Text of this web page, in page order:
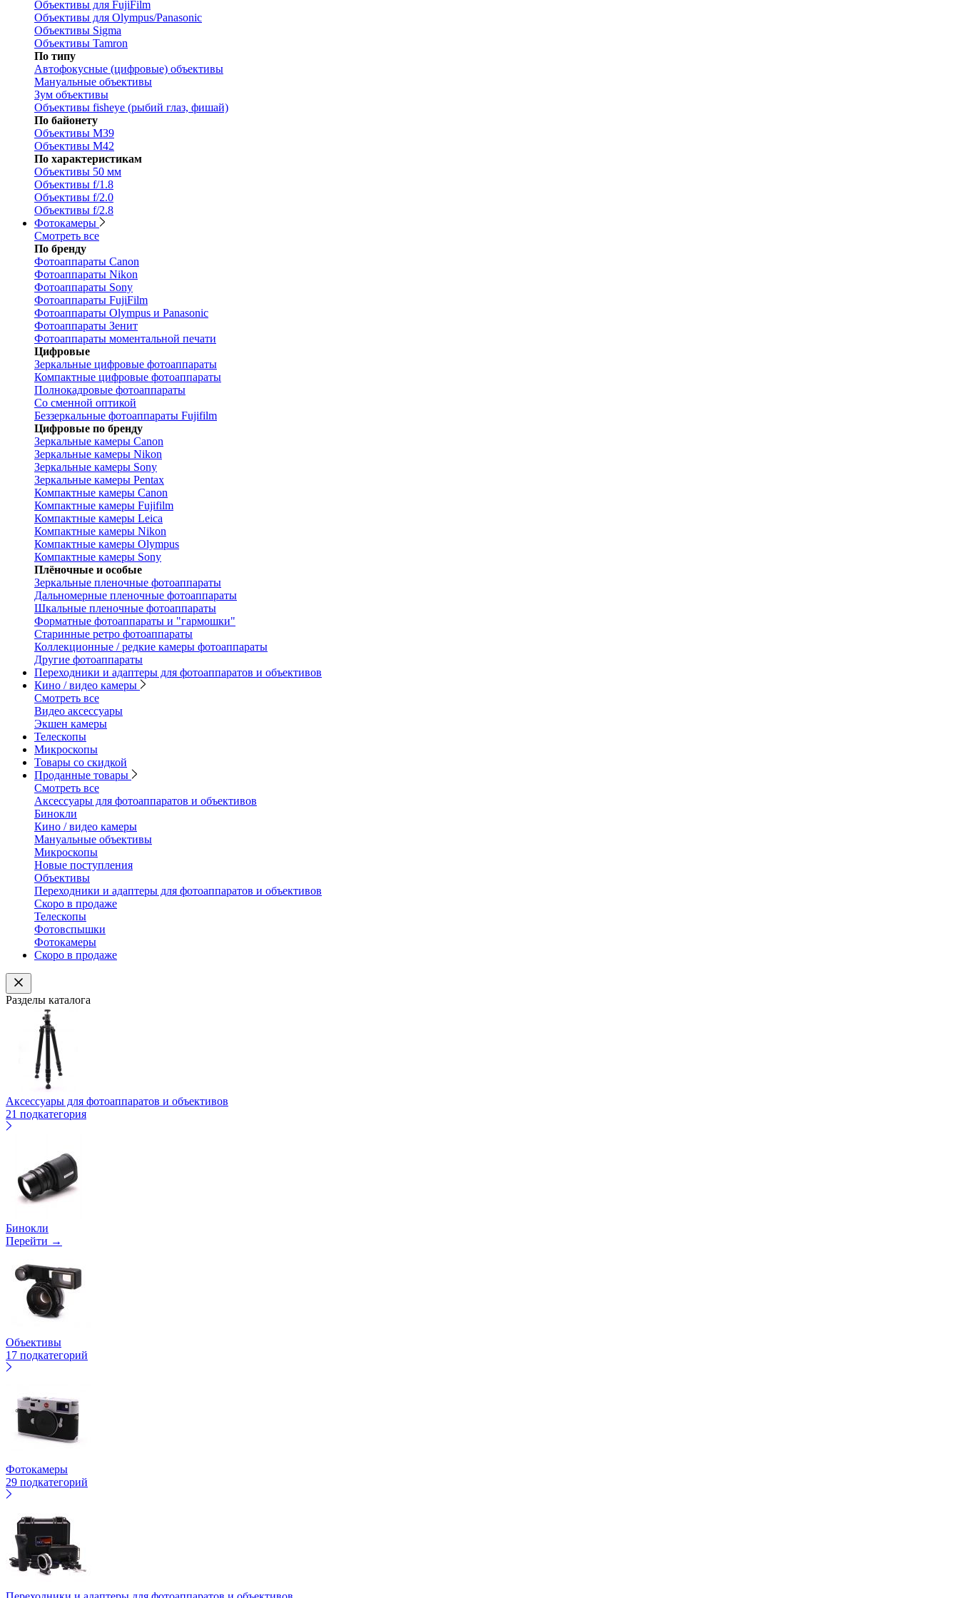
Объективы для FujiFilm
Объективы для Olympus/Panasonic
Объективы Sigma
Объективы Tamron
По типу
Автофокусные (цифровые) объективы
Мануальные объективы
Зум объективы
Объективы fisheye (рыбий глаз, фишай)
По байонету
Объективы M39
Объективы M42
По характеристикам
Объективы 50 мм
Объективы f/1.8
Объективы f/2.0
Объективы f/2.8
Фотокамеры
Смотреть все
По бренду
Фотоаппараты Canon
Фотоаппараты Nikon
Фотоаппараты Sony
Фотоаппараты FujiFilm
Фотоаппараты Olympus и Panasonic
Фотоаппараты Зенит
Фотоаппараты моментальной печати
Цифровые
Зеркальные цифровые фотоаппараты
Компактные цифровые фотоаппараты
Полнокадровые фотоаппараты
Со сменной оптикой
Беззеркальные фотоаппараты Fujifilm
Цифровые по бренду
Зеркальные камеры Canon
Зеркальные камеры Nikon
Зеркальные камеры Sony
Зеркальные камеры Pentax
Компактные камеры Canon
Компактные камеры Fujifilm
Компактные камеры Leica
Компактные камеры Nikon
Компактные камеры Olympus
Компактные камеры Sony
Плёночные и особые
Зеркальные пленочные фотоаппараты
Дальномерные пленочные фотоаппараты
Шкальные пленочные фотоаппараты
Форматные фотоаппараты и "гармошки"
Старинные ретро фотоаппараты
Коллекционные / редкие камеры фотоаппараты
Другие фотоаппараты
Переходники и адаптеры для фотоаппаратов и объективов
Кино / видео камеры
Смотреть все
Видео аксессуары
Экшен камеры
Телескопы
Микроскопы
Товары со скидкой
Проданные товары
Смотреть все
Аксессуары для фотоаппаратов и объективов
Бинокли
Кино / видео камеры
Мануальные объективы
Микроскопы
Новые поступления
Объективы
Переходники и адаптеры для фотоаппаратов и объективов
Скоро в продаже
Телескопы
Фотовспышки
Фотокамеры
Скоро в продаже
Разделы каталога
Аксессуары для фотоаппаратов и объективов
21 подкатегория
Бинокли
Перейти →
Объективы
17 подкатегорий
Фотокамеры
29 подкатегорий